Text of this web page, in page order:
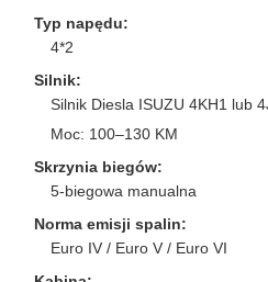
Typ napędu:
4*2
Silnik:
Silnik Diesla ISUZU 4KH1 lub
Moc: 100–130 KM
Skrzynia biegów:
5-biegowa manualna
Norma emisji spalin:
Euro IV / Euro V / Euro VI